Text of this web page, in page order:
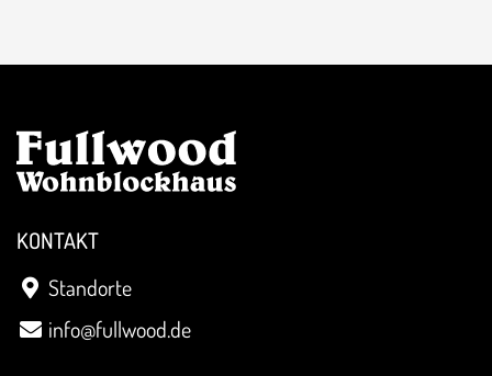
KONTAKT
Standorte
info@fullwood.de